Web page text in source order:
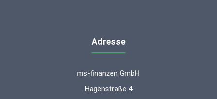
Adresse
ms-finanzen GmbH
Hagenstraße 4